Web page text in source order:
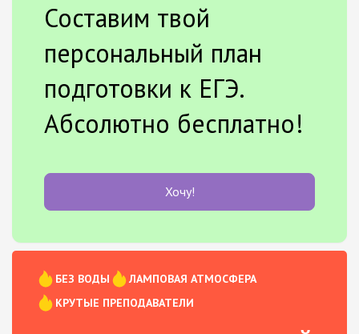
Составим твой
персональный план
подготовки к ЕГЭ.
Абсолютно бесплатно!
Хочу!
БЕЗ ВОДЫ
ЛАМПОВАЯ АТМОСФЕРА
КРУТЫЕ ПРЕПОДАВАТЕЛИ